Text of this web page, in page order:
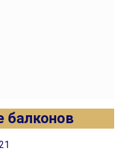
балконов